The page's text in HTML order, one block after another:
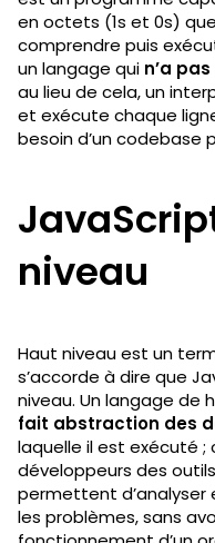
en octets (1s et 0s)
comprendre puis
un langage qui n’a
au lieu de cela, un
et exécute chaque
besoin d’un codebase
niveau
Haut niveau est un
s’accorde à dire que
niveau. Un langage de
fait abstraction des
laquelle il est exécuté ;
développeurs des
permettent
les problèmes, sans